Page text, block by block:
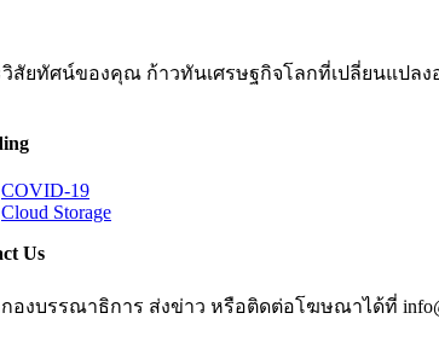
สัยทัศน์ของคุณ ก้าวทันเศรษฐกิจโลกที่เปลี่ยนแปลง
COVID-19
Cloud Storage
Us
องบรรณาธิการ ส่งข่าว หรือติดต่อโฆษณาได้ที่